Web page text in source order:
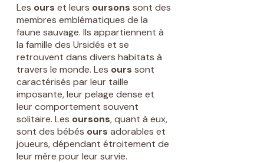
Les ours et leurs oursons sont des
membres emblématiques de la
faune sauvage. Ils appartiennent à
la famille des Ursidés et se
retrouvent dans divers habitats à
travers le monde. Les ours sont
caractérisés par leur taille
imposante, leur pelage dense et
leur comportement souvent
solitaire. Les oursons, quant à eux,
sont des bébés ours adorables et
joueurs, dépendant étroitement de
leur mère pour leur survie.